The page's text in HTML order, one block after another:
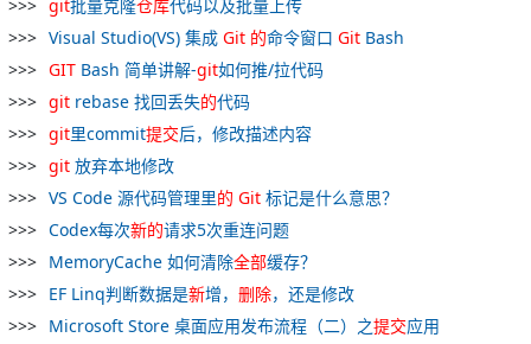
git批量克隆仓库代码以及批量上传
Visual Studio(VS) 集成 Git 的命令窗口 Git Bash
GIT Bash 简单讲解-git如何推/拉代码
git rebase 找回丢失的代码
git里commit提交后，修改描述内容
git 放弃本地修改
VS Code 源代码管理里的 Git 标记是什么意思？
Codex每次新的请求5次重连问题
MemoryCache 如何清除全部缓存？
EF Linq判断数据是新增， 删除，还是修改
Microsoft Store 桌面应用发布流程（二）之提交应用